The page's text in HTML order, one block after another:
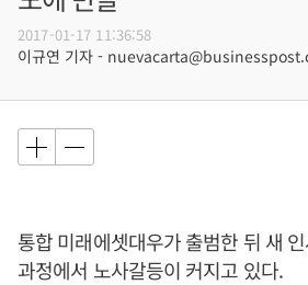
2017-01-17 11:36:58
이규연 기자 -
통합 미래에셋대우가 출범한 뒤 새
과정에서 노사갈등이 커지고 있다.